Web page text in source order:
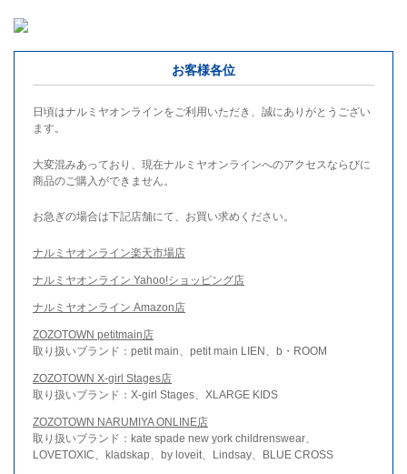
お客様各位
日頃はナルミヤオンラインをご利用いただき、誠にありがとうござい
ます。
大変混みあっており、現在ナルミヤオンラインへのアクセスならびに
商品のご購入ができません。
お急ぎの場合は下記店舗にて、お買い求めください。
ナルミヤオンライン楽天市場店
ナルミヤオンライン Yahoo!ショッピング店
ナルミヤオンライン Amazon店
ZOZOTOWN petitmain店
取り扱いブランド：petit main、petit main LIEN、b・ROOM
ZOZOTOWN X-girl Stages店
取り扱いブランド：X-girl Stages、XLARGE KIDS
ZOZOTOWN NARUMIYA ONLINE店
取り扱いブランド：kate spade new york childrenswear、
LOVETOXIC、kladskap、by loveit、Lindsay、BLUE CROSS